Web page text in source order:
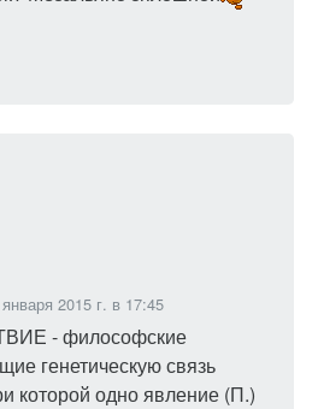
2015 г. в 17:45
- философские
генетическую связь
которой одно явление (П.)